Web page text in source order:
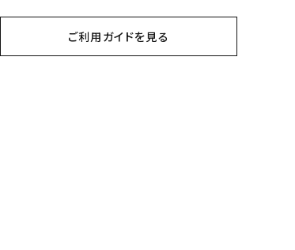
ご利用ガイドを見る